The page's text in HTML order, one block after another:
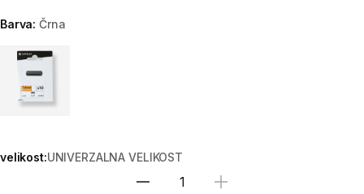
Barva:Črna
Choose a variant
velikost:UNIVERZALNA VELIKOST
Izberite količino